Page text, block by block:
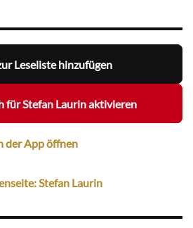
Leseliste hinzufügen
für Stefan Laurin aktivieren
der App öffnen
Stefan Laurin